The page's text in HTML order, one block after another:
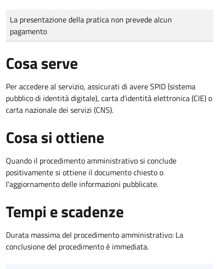
Tipo di pagamento
Importo
La presentazione della pratica non prevede alcun
pagamento
Cosa serve
Per accedere al servizio, assicurati di avere SPID (sistema
pubblico di identità digitale), carta d’identità elettronica (CIE) o
carta nazionale dei servizi (CNS).
Cosa si ottiene
Quando il procedimento amministrativo si conclude
positivamente si ottiene il documento chiesto o
l'aggiornamento delle informazioni pubblicate.
Tempi e scadenze
Durata massima del procedimento amministrativo: La
conclusione del procedimento è immediata.